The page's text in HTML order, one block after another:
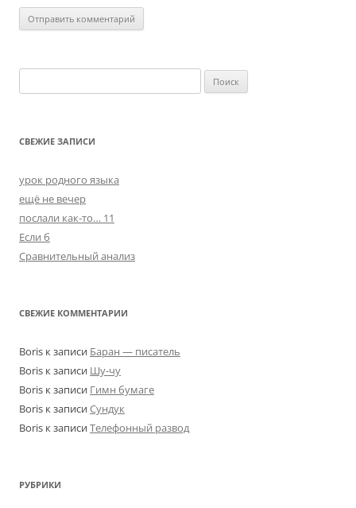
СВЕЖИЕ ЗАПИСИ
урок родного языка
ещё не вечер
послали как-то… 11
Если б
Сравнительный анализ
СВЕЖИЕ КОММЕНТАРИИ
Boris к записи Баран — писатель
Boris к записи Шу-чу
Boris к записи Гимн бумаге
Boris к записиСундук
Boris к записиТелефонный развод
РУБРИКИ